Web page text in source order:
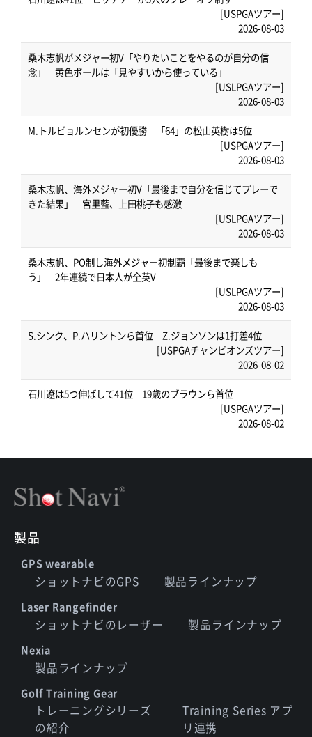
[USPGAツアー]
2026-08-03
桑木志帆がメジャー初V「やりたいことをやるのが自分の信
念」 黄色ボールは「見やすいから使っている」
[USLPGAツアー]
2026-08-03
M.トルビョルンセンが初優勝 「64」の松山英樹は5位
[USPGAツアー]
2026-08-03
桑木志帆、海外メジャー初V「最後まで自分を信じてプレーで
きた結果」 宮里藍、上田桃子も感激
[USLPGAツアー]
2026-08-03
桑木志帆、PO制し海外メジャー初制覇「最後まで楽しも
う」 2年連続で日本人が全英V
[USLPGAツアー]
2026-08-03
S.シンク、P.ハリントンら首位 Z.ジョンソンは1打差4位
[USPGAチャンピオンズツアー]
2026-08-02
石川遼は5つ伸ばして41位 19歳のブラウンら首位
[USPGAツアー]
2026-08-02
製品
GPS wearable
ショットナビのGPS 製品ラインナップ
Laser Rangefinder
ショットナビのレーザー 製品ラインナップ
Nexia
製品ラインナップ
Golf Training Gear
トレーニングシリーズ
の紹介
Training Series アプ
リ連携